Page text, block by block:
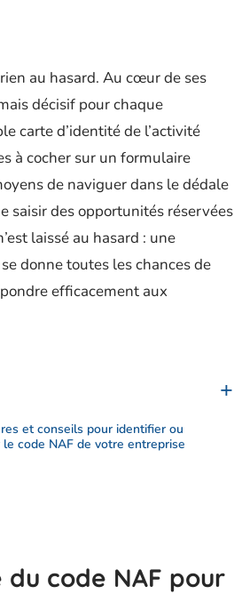
au hasard. Au cœur de ses
décisif pour chaque
carte d’identité de l’activité
à cocher sur un formulaire
de naviguer dans le dédale
saisir des opportunités réservées
laissé au hasard : une
donne toutes les chances de
efficacement aux
et conseils pour identifier ou
le code NAF de votre entreprise
code NAF pour